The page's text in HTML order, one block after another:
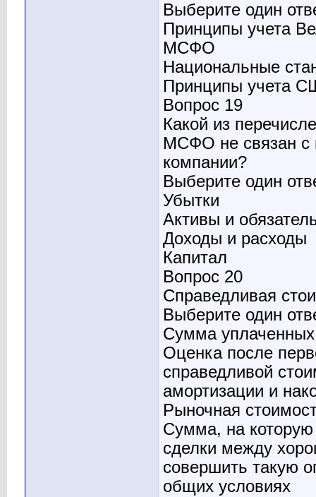
Выберите один
Принципы учета
МСФО
Национальные
Принципы учета
Вопрос 19
Какой из
МСФО не связан с
компании?
Выберите один
Убытки
Активы и
Доходы и расходы
Капитал
Вопрос 20
Справедливая
Выберите один
Сумма уплаченных
Оценка после
справедливой
амортизации и
Рыночная
Сумма, на
сделки между
совершить такую
общих условиях